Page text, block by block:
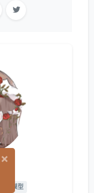
L2D 模型
×